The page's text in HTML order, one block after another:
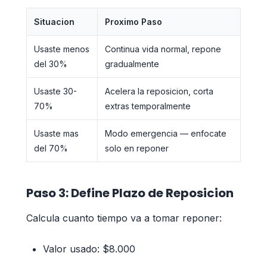
Situacion Proximo Paso
Usaste menos
del 30%
Continua vida normal, repone
gradualmente
Usaste 30-
70%
Acelera la reposicion, corta
extras temporalmente
Usaste mas
del 70%
Modo emergencia — enfocate
solo en reponer
Paso 3: Define Plazo de Reposicion
Calcula cuanto tiempo va a tomar reponer:
Valor usado: $8.000